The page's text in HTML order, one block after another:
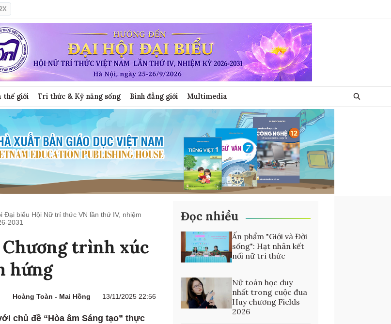
thế giới Tri thức & Kỹ năng sống Bình đẳng giới Multimedia
Đại biểu Hội Nữ trí thức VN lần thứ IV, nhiệm
2031
Chương trình xúc
hứng
Hoàng Toàn - Mai Hồng 13/11/2025 22:56
chủ đề “Hòa âm Sáng tạo” thực
Đọc nhiều
Ấn phẩm "Giới và Đời
sống": Hạt nhân kết
nối nữ trí thức
Nữ toán học duy
nhất trong cuộc đua
Huy chương Fields
2026